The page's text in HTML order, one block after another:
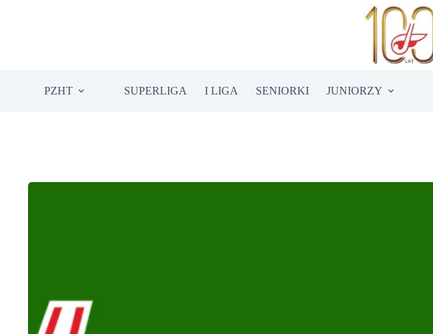
PZHT SUPERLIGA I LIGA SENIORKI JUNIORZY